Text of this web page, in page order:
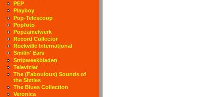
PEP
Playboy
Pop-Telescoop
Popfoto
Popzamelwerk
Record Collector
Rockville International
Smilin' Ears
Stripweekbladen
Televizier
The (Faboulous) Sounds of
the Sixties
The Blues Collection
Veronica